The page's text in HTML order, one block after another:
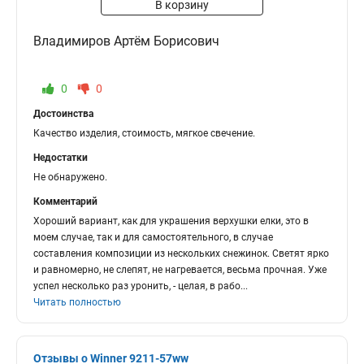
В корзину
Владимиров Артём Борисович
0 0
Достоинства
Качество изделия, стоимость, мягкое свечение.
Недостатки
Не обнаружено.
Комментарий
Хороший вариант, как для украшения верхушки елки, это в
моем случае, так и для самостоятельного, в случае
составления композиции из нескольких снежинок. Светят ярко
и равномерно, не слепят, не нагревается, весьма прочная. Уже
успел несколько раз уронить, - целая, в рабо...
Читать полностью
Отзывы о Winner 9211-57ww